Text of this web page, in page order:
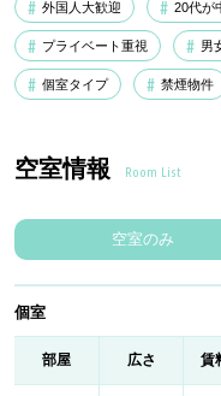
外国人大歓迎 20代が
プライベート重視 男
個室タイプ 禁煙物件
空室情報 Room List
空室のみ
個室
部屋 広さ 賃